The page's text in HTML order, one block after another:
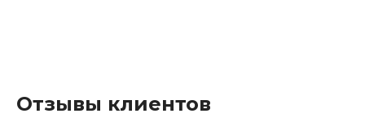
Отзывы клиентов